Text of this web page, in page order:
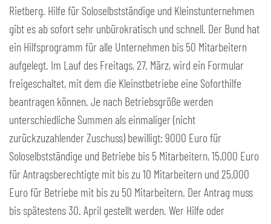
Rietberg. Hilfe für Soloselbstständige und Kleinstunternehmen
gibt es ab sofort sehr unbürokratisch und schnell. Der Bund hat
ein Hilfsprogramm für alle Unternehmen bis 50 Mitarbeitern
aufgelegt. Im Lauf des Freitags, 27. März, wird ein Formular
freigeschaltet, mit dem die Kleinstbetriebe eine Soforthilfe
beantragen können. Je nach Betriebsgröße werden
unterschiedliche Summen als einmaliger (nicht
zurückzuzahlender Zuschuss) bewilligt: 9000 Euro für
Soloselbstständige und Betriebe bis 5 Mitarbeitern, 15.000 Euro
für Antragsberechtigte mit bis zu 10 Mitarbeitern und 25.000
Euro für Betriebe mit bis zu 50 Mitarbeitern. Der Antrag muss
bis spätestens 30. April gestellt werden. Wer Hilfe oder